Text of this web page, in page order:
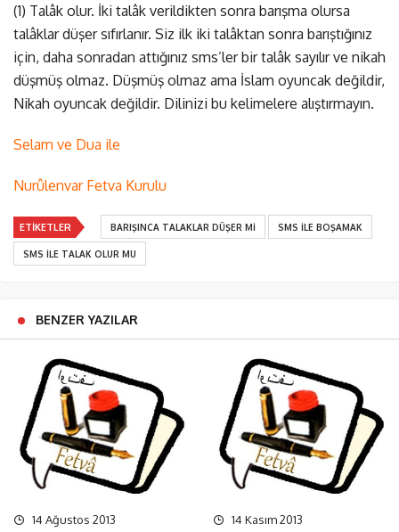
(1) Talâk olur. İki talâk verildikten sonra barışma olursa
talâklar düşer sıfırlanır. Siz ilk iki talâktan sonra barıştığınız
için, daha sonradan attığınız sms’ler bir talâk sayılır ve nikah
düşmüş olmaz. Düşmüş olmaz ama İslam oyuncak değildir,
Nikah oyuncak değildir. Dilinizi bu kelimelere alıştırmayın.
Selam ve Dua ile
Nurûlenvar Fetva Kurulu
ETIKETLER BARIŞINCA TALAKLAR DÜŞER MI SMS ILE BOŞAMAK
SMS ILE TALAK OLUR MU
BENZER YAZILAR
14 Ağustos 2013 14 Kasım 2013